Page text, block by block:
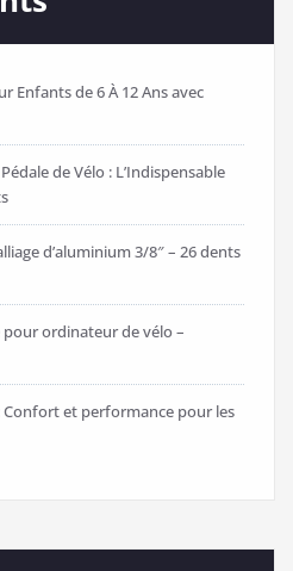
Enfants de 6 À 12 Ans avec
de Vélo : L’Indispensable
d’aluminium 3/8″ – 26 dents
ordinateur de vélo –
Confort et performance pour les